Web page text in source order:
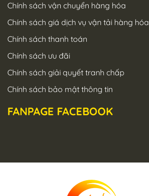
Chính sách vận chuyển hàng hóa
Chính sách giá dịch vụ vận tải hàng hóa
Chính sách thanh toán
Chính sách ưu đãi
Chính sách giải quyết tranh chấp
Chính sách bảo mật thông tin
FANPAGE FACEBOOK